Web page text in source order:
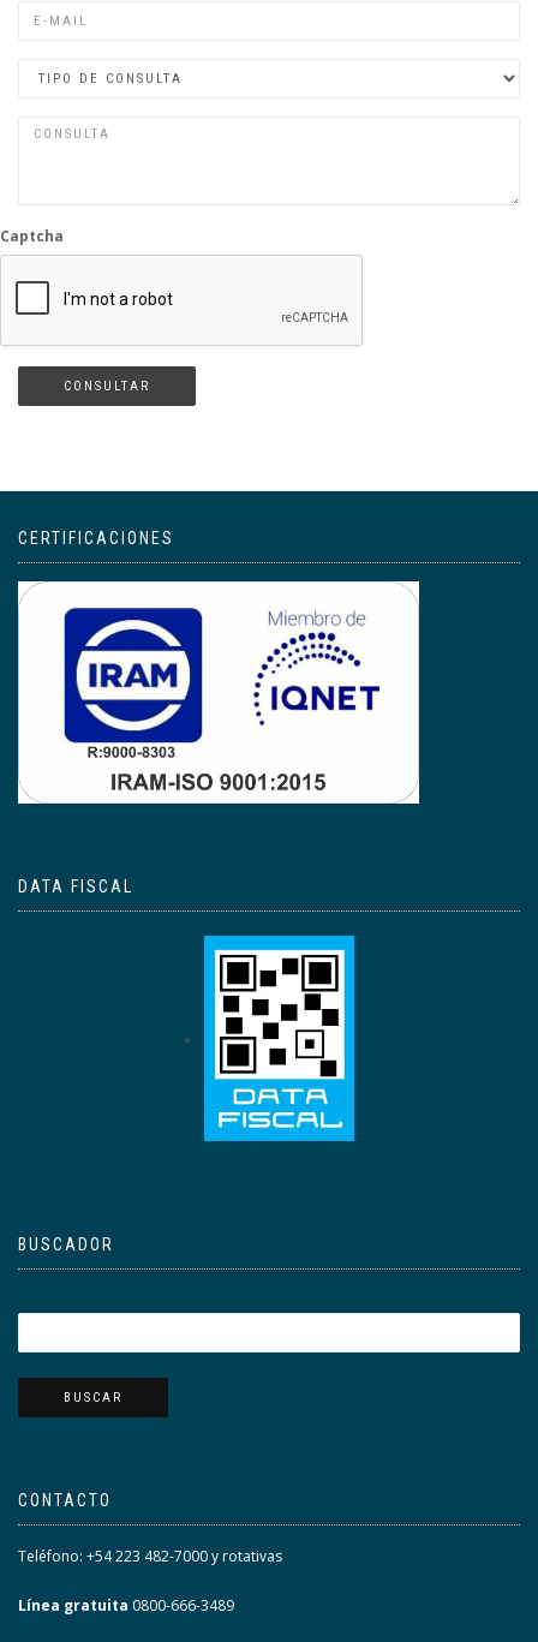
Email
Captcha
CONSULTAR
CERTIFICACIONES
DATA FISCAL
BUSCADOR
CONTACTO
Teléfono: +54 223 482-7000 y rotativas
Línea gratuita 0800-666-3489